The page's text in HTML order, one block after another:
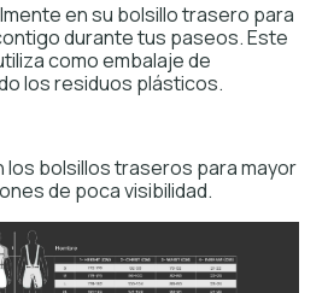
en su bolsillo trasero para
durante tus paseos. Este
como embalaje de
los residuos plásticos.
bolsillos traseros para mayor
de poca visibilidad.